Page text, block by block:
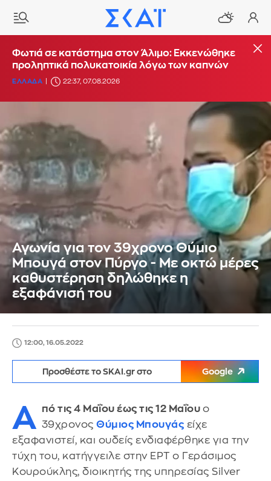
Φωτιά σε κατάστημα στον Άλιμο: Εκκενώθηκε
προληπτικά πολυκατοικία λόγω των καπνών
ΕΛΛΑΔΑ 22:37, 07.08.2026
Αγωνία για τον 39χρονο Θύμιο
Μπουγά στον Πύργο - Με οκτώ μέρες
καθυστέρηση δηλώθηκε η
εξαφάνισή του
12:00, 16.05.2022
Προσθέστε το SKAI.gr στο Google
Α πό τις 4 Μαΐου έως τις 12 Μαΐου ο
39χρονος Θύμιος Μπουγάς είχε
εξαφανιστεί, και ουδείς ενδιαφέρθηκε για την
τύχη του, κατήγγειλε στην ΕΡΤ ο Γεράσιμος
Κουρούκλης, διοικητής της υπηρεσίας Silver